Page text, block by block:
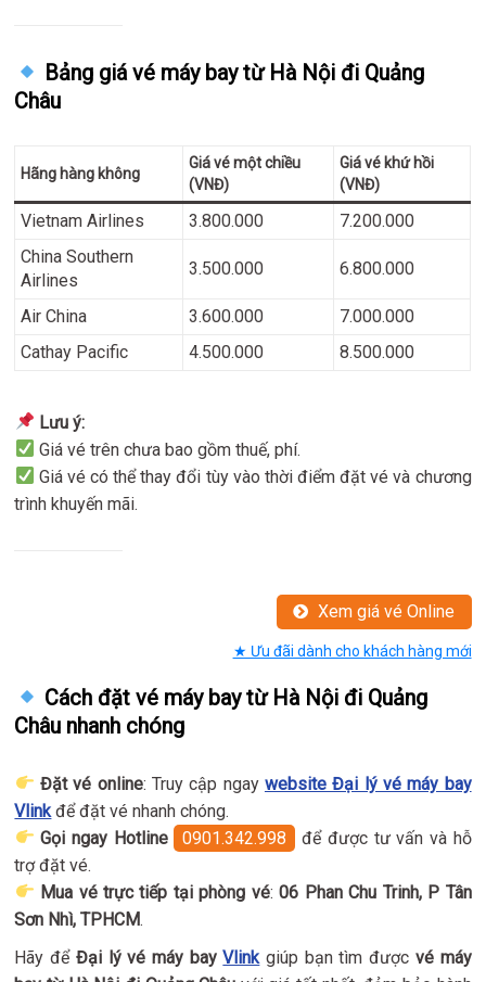
Bảng giá vé máy bay từ Hà Nội đi Quảng
Châu
Hãng hàng không
Giá vé một chiều
(VNĐ)
Giá vé khứ hồi
(VNĐ)
Vietnam Airlines 3.800.000
7.200.000
China Southern
Airlines
3.500.000 6.800.000
Air China 3.600.000
7.000.000
Cathay Pacific
4.500.000 8.500.000
Lưu ý:
Giá vé trên chưa bao gồm thuế, phí.
Giá vé có thể thay đổi tùy vào thời điểm đặt vé và chương
trình khuyến mãi.
Xem giá vé Online
★ Ưu đãi dành cho khách hàng mới
Cách đặt vé máy bay từ Hà Nội đi Quảng
Châu nhanh chóng
Đặt vé online: Truy cập ngay website Đại lý vé máy bay
Vlinkđể đặt vé nhanh chóng.
Gọi ngay Hotline
0901.342.998
để được tư vấn và hỗ
trợ đặt vé.
Mua vé trực tiếp tại phòng vé:06 Phan Chu Trinh, P Tân
Sơn Nhì, TPHCM.
Hãy để Đại lý vé máy bayVlinkgiúp bạn tìm được vé máy